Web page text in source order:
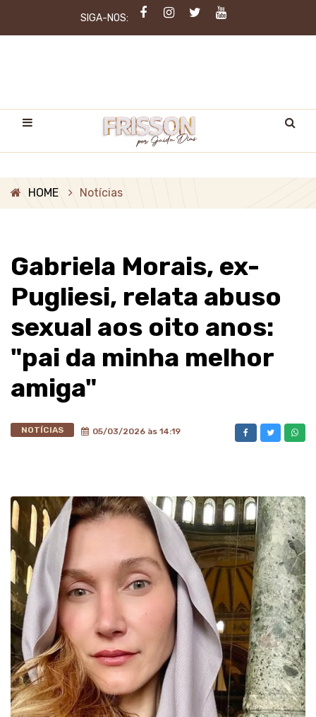
SIGA-NOS:
HOME Notícias
Gabriela Morais, ex-
Pugliesi, relata abuso
sexual aos oito anos:
"pai da minha melhor
amiga"
NOTÍCIAS 05/03/2026 às 14:19